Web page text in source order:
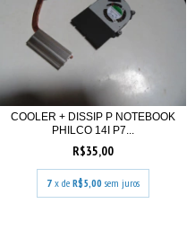
COOLER + DISSIP P NOTEBOOK
PHILCO 14I P7...
R$35,00
7 x de R$5,00 sem juros